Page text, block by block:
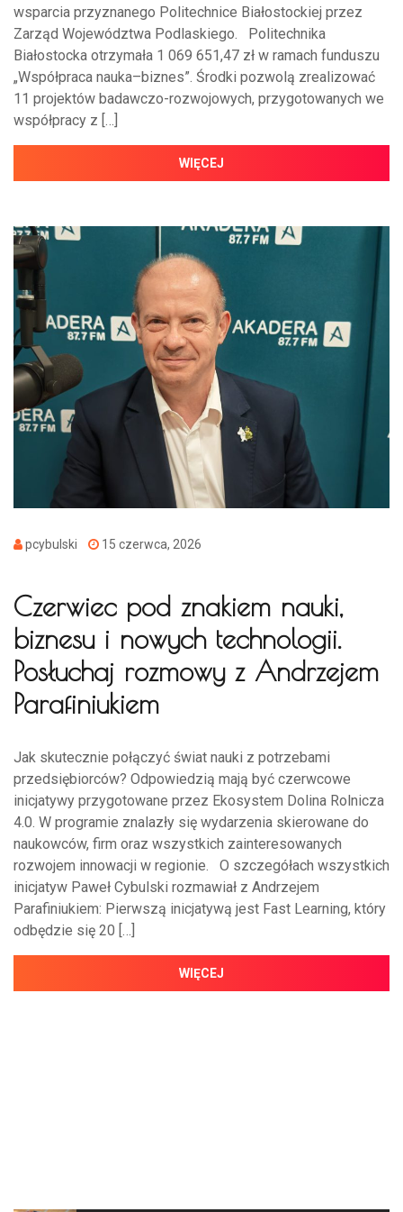
wsparcia przyznanego Politechnice Białostockiej przez
Zarząd Województwa Podlaskiego. Politechnika
Białostocka otrzymała 1 069 651,47 zł w ramach funduszu
„Współpraca nauka–biznes”. Środki pozwolą zrealizować
11 projektów badawczo-rozwojowych, przygotowanych we
współpracy z […]
WIĘCEJ
pcybulski 15 czerwca, 2026
Czerwiec pod znakiem nauki,
biznesu i nowych technologii.
Posłuchaj rozmowy z Andrzejem
Parafiniukiem
Jak skutecznie połączyć świat nauki z potrzebami
przedsiębiorców? Odpowiedzią mają być czerwcowe
inicjatywy przygotowane przez Ekosystem Dolina Rolnicza
4.0. W programie znalazły się wydarzenia skierowane do
naukowców, firm oraz wszystkich zainteresowanych
rozwojem innowacji w regionie. O szczegółach wszystkich
inicjatyw Paweł Cybulski rozmawiał z Andrzejem
Parafiniukiem: Pierwszą inicjatywą jest Fast Learning, który
odbędzie się 20 […]
WIĘCEJ